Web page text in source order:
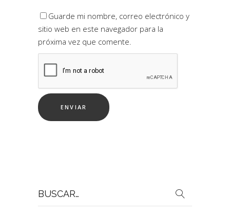
Guarde mi nombre, correo electrónico y
sitio web en este navegador para la
próxima vez que comente.
por: